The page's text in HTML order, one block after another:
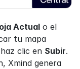
Actual
tu mapa
clic en Subir.
Xmind genera